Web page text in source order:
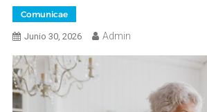
Comunicae
Junio 30, 2026 Admin